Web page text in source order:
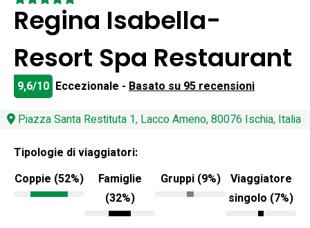
Regina Isabella-
Resort Spa Restaurant
9,6/10 Eccezionale - Basato su 95 recensioni
Piazza Santa Restituta 1, Lacco Ameno, 80076 Ischia, Italia
Tipologie di viaggiatori:
Coppie (52%)
Famiglie
(32%)
Gruppi (9%)
Viaggiatore
singolo (7%)